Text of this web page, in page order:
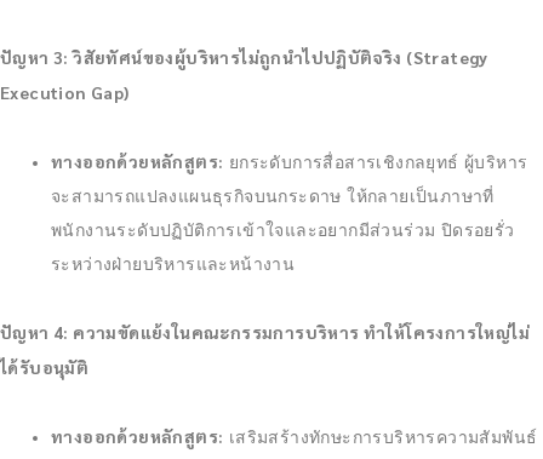
ปัญหา 3: วิสัยทัศน์ของผู้บริหารไม่ถูกนำไปปฏิบัติจริง (Strategy
Execution Gap)
ทางออกด้วยหลักสูตร: ยกระดับการสื่อสารเชิงกลยุทธ์ ผู้บริหาร
จะสามารถแปลงแผนธุรกิจบนกระดาษ ให้กลายเป็นภาษาที่
พนักงานระดับปฏิบัติการเข้าใจและอยากมีส่วนร่วม ปิดรอยรั่ว
ระหว่างฝ่ายบริหารและหน้างาน
ปัญหา 4: ความขัดแย้งในคณะกรรมการบริหาร ทำให้โครงการใหญ่ไม่
ได้รับอนุมัติ
ทางออกด้วยหลักสูตร: เสริมสร้างทักษะการบริหารความสัมพันธ์